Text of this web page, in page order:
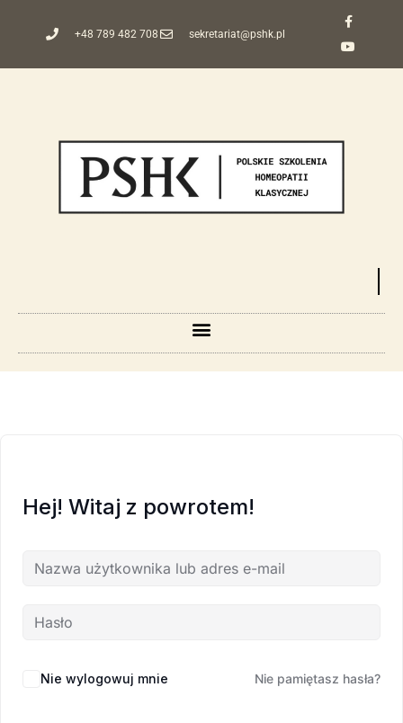
+48 789 482 708 sekretariat@pshk.pl
Hej! Witaj z powrotem!
Nie wylogowuj mnie Nie pamiętasz hasła?